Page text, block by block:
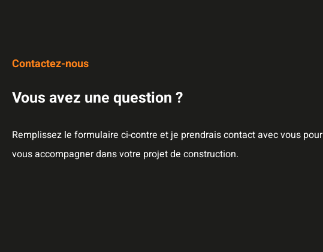
Contactez-nous
Vous avez une question ?
Remplissez le formulaire ci-contre et je prendrais contact avec vous pour
vous accompagner dans votre projet de construction.